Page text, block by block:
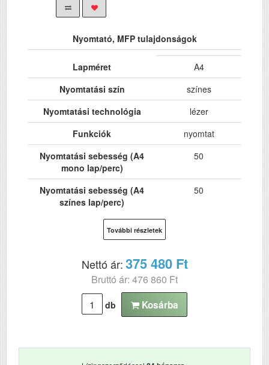
Nyomtató, MFP tulajdonságok
Lapméret
A4
Nyomtatási szín
színes
Nyomtatási technológia
lézer
Funkciók
nyomtat
Nyomtatási sebesség (A4
mono lap/perc)
50
Nyomtatási sebesség (A4
színes lap/perc)
50
Hálózat
USB
Kétoldalas, duplex
nyomtatás
További részletek
Nettó ár:375 480 Ft
Bruttó ár: 476 860 Ft
db Kosárba